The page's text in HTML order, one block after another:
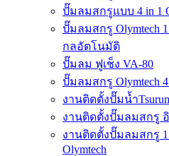
ปั๊มลมสกรูแบบ 4 in 1
ปั๊มลมสกรู Olymtech
กลอัตโนมัติ
ปั๊มลม ฟูเช็ง VA-80
ปั๊มลมสกรู Olymtech 4
งานติดตั้งปั๊มน้ำ
งานติดตั้งปั๊มลมสกรู อิ
งานติดตั้งปั๊มลมสกรู
Olymtech